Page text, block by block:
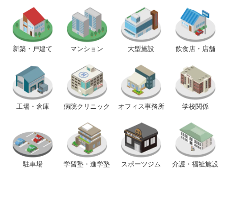
新築・戸建て マンション 大型施設 飲食店・店舗
工場・倉庫 病院クリニック オフィス事務所 学校関係
駐車場 学習塾・進学塾 スポーツジム 介護・福祉施設